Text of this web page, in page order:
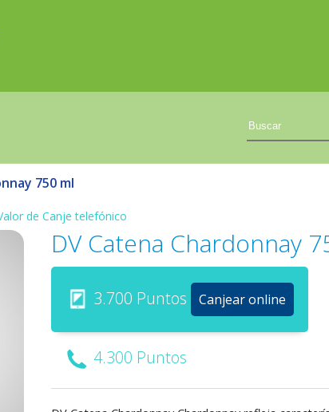
750 ml
de Canje telefónico
DV Catena Chardonnay
3.700 Puntos Canjear online
4.300 Puntos